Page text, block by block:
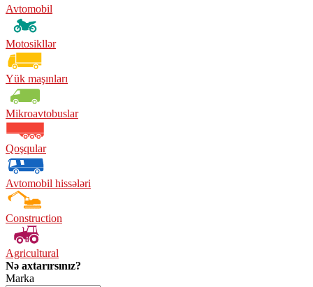
Avtomobil
Motosikllər
Yük maşınları
Mikroavtobuslar
Qoşqular
Avtomobil hissələri
Construction
Agricultural
Nə axtarırsınız?
Marka